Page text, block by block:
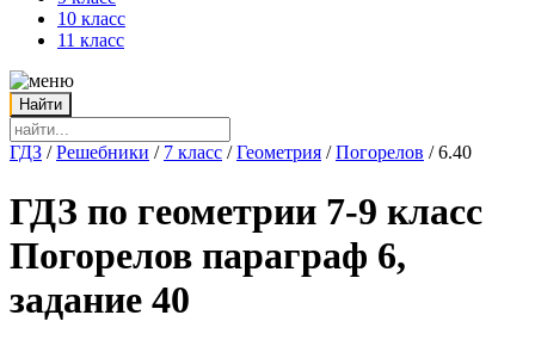
10 класс
11 класс
ГДЗ / Решебники / 7 класс / Геометрия / Погорелов / 6.40
ГДЗ по геометрии 7-9 класс
Погорелов параграф 6,
задание 40